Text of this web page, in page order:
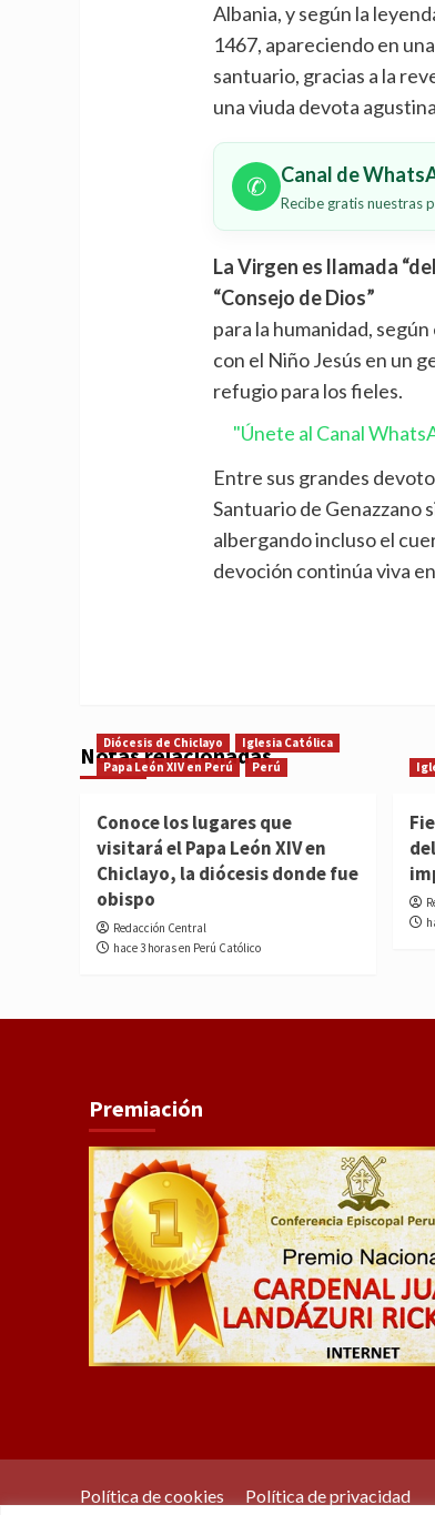
Albania, y según la
1467, apareciendo en
santuario, gracias a la
una viuda devota
✆ Canal de
Recibe gratis nuestras
La Virgen es llamada
“Consejo de Dios”
para la humanidad,
con el Niño Jesús en un
refugio para los fieles.
"Únete al Canal
Entre sus grandes
Santuario de Genazzano
albergando incluso el
devoción continúa viva
Notas relacionadas
Diócesis de Chiclayo
Iglesia Católica
Papa León XIV en Perú
Perú
Conoce los lugares que
visitará el Papa León XIV en
Chiclayo, la diócesis donde fue
obispo
Redacción Central
hace 3 horas en Perú Católico
Premiación
Política de cookies Política de privacidad